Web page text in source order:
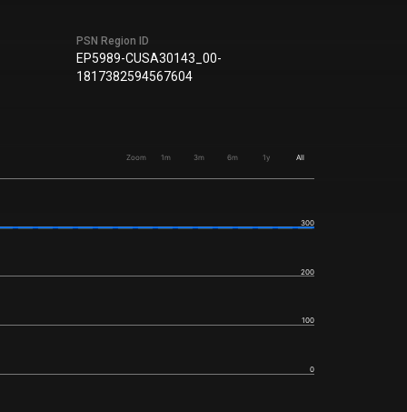
PSN Region ID
EP5989-CUSA30143_00-
1817382594567604
Zoom 1m 3m 6m 1y All
0
100
200
300